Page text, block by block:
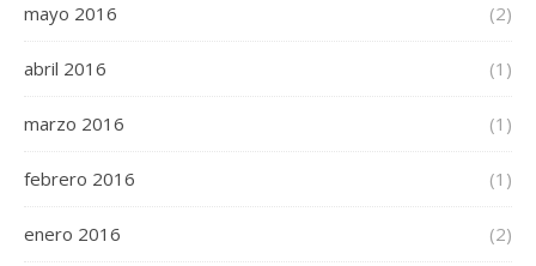
mayo 2016 (2)
abril 2016 (1)
marzo 2016 (1)
febrero 2016 (1)
enero 2016 (2)